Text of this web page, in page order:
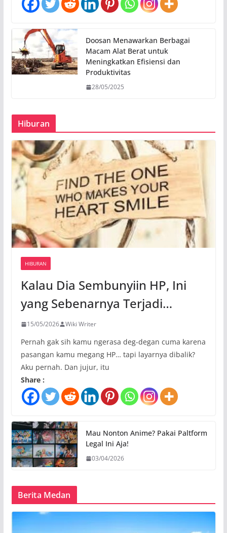
Doosan Menawarkan Berbagai
Macam Alat Berat untuk
Meningkatkan Efisiensi dan
Produktivitas
28/05/2025
Hiburan
HIBURAN
Kalau Dia Sembunyiin HP, Ini
yang Sebenarnya Terjadi…
15/05/2026 Wiki Writer
Pernah gak sih kamu ngerasa deg-degan cuma karena
pasangan kamu megang HP… tapi layarnya dibalik?
Aku pernah. Dan jujur, itu
Share :
Mau Nonton Anime? Pakai Paltform
Legal Ini Aja!
03/04/2026
Berita Medan